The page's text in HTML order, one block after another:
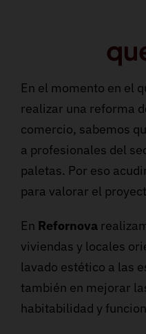
En el momento en el
realizar una reforma
comercio, sabemos
a profesionales del
paletas. Por eso
para valorar el
En Refornova
viviendas y locales
lavado estético a las
también en mejorar
habitabilidad y